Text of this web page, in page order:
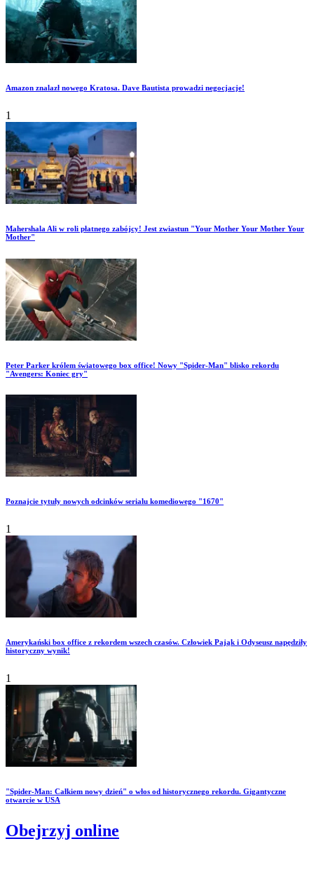
Amazon znalazł nowego Kratosa. Dave Bautista prowadzi negocjacje!
1
Mahershala Ali w roli płatnego zabójcy! Jest zwiastun "Your Mother Your Mother Your
Mother"
Peter Parker królem światowego box office! Nowy "Spider-Man" blisko rekordu
"Avengers: Koniec gry"
Poznajcie tytuły nowych odcinków serialu komediowego "1670"
1
Amerykański box office z rekordem wszech czasów. Człowiek Pająk i Odyseusz napędziły
historyczny wynik!
1
"Spider-Man: Całkiem nowy dzień" o włos od historycznego rekordu. Gigantyczne
otwarcie w USA
Obejrzyj online